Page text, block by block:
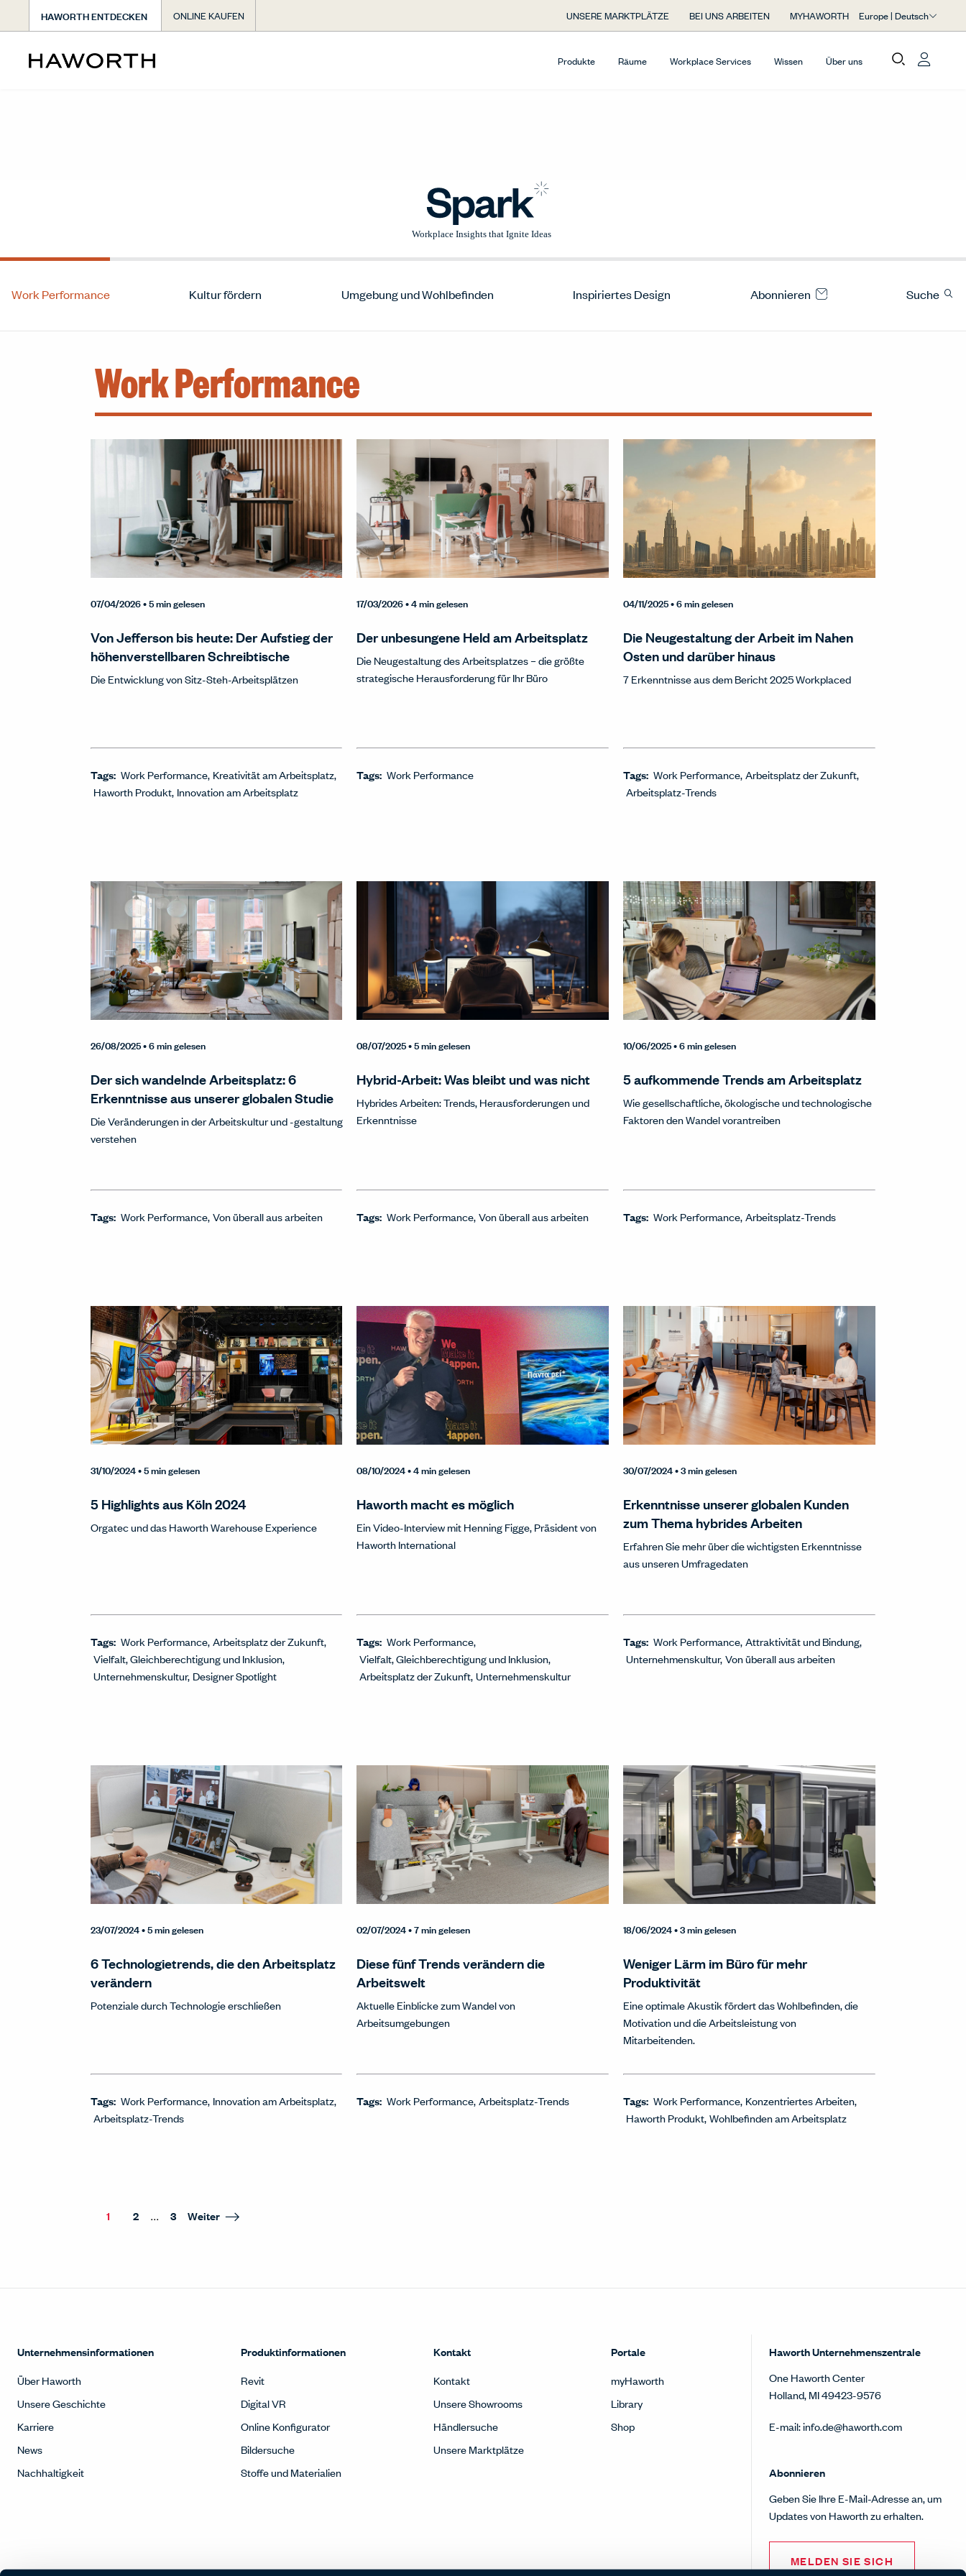
HAWORTH ENTDECKEN ONLINE KAUFEN UNSERE MARKTPLÄTZE BEI UNS ARBEITEN MYHAWORTH Europe | Deutsch
Produkte Räume Workplace Services Wissen Über uns
Work Performance Kultur fördern Umgebung und Wohlbefinden Inspiriertes Design Abonnieren Suche
Work Performance
07/04/2026• 5 min gelesen
Von Jefferson bis heute: Der Aufstieg der
höhenverstellbaren Schreibtische
Die Entwicklung von Sitz-Steh-Arbeitsplätzen
Tags: Work Performance Kreativität am Arbeitsplatz
Haworth Produkt Innovation am Arbeitsplatz
17/03/2026• 4 min gelesen
Der unbesungene Held am Arbeitsplatz
Die Neugestaltung des Arbeitsplatzes – die größte
strategische Herausforderung für Ihr Büro
Tags: Work Performance
04/11/2025• 6 min gelesen
Die Neugestaltung der Arbeit im Nahen
Osten und darüber hinaus
7 Erkenntnisse aus dem Bericht 2025 Workplaced
Tags: Work Performance Arbeitsplatz der Zukunft
Arbeitsplatz-Trends
26/08/2025• 6 min gelesen
Der sich wandelnde Arbeitsplatz: 6
Erkenntnisse aus unserer globalen Studie
Die Veränderungen in der Arbeitskultur und -gestaltung
verstehen
Tags: Work Performance Von überall aus arbeiten
08/07/2025• 5 min gelesen
Hybrid-Arbeit: Was bleibt und was nicht
Hybrides Arbeiten: Trends, Herausforderungen und
Erkenntnisse
Tags: Work Performance Von überall aus arbeiten
10/06/2025• 6 min gelesen
5 aufkommende Trends am Arbeitsplatz
Wie gesellschaftliche, ökologische und technologische
Faktoren den Wandel vorantreiben
Tags: Work Performance Arbeitsplatz-Trends
31/10/2024• 5 min gelesen
5 Highlights aus Köln 2024
Orgatec und das Haworth Warehouse Experience
Tags: Work Performance Arbeitsplatz der Zukunft
Vielfalt, Gleichberechtigung und Inklusion
Unternehmenskultur Designer Spotlight
08/10/2024• 4 min gelesen
Haworth macht es möglich
Ein Video-Interview mit Henning Figge, Präsident von
Haworth International
Tags: Work Performance
Vielfalt, Gleichberechtigung und Inklusion
Arbeitsplatz der Zukunft Unternehmenskultur
30/07/2024• 3 min gelesen
Erkenntnisse unserer globalen Kunden
zum Thema hybrides Arbeiten
Erfahren Sie mehr über die wichtigsten Erkenntnisse
aus unseren Umfragedaten
Tags: Work Performance Attraktivität und Bindung
Unternehmenskultur Von überall aus arbeiten
23/07/2024• 5 min gelesen
6 Technologietrends, die den Arbeitsplatz
verändern
Potenziale durch Technologie erschließen
Tags: Work Performance Innovation am Arbeitsplatz
Arbeitsplatz-Trends
02/07/2024• 7 min gelesen
Diese fünf Trends verändern die
Arbeitswelt
Aktuelle Einblicke zum Wandel von
Arbeitsumgebungen
Tags: Work Performance Arbeitsplatz-Trends
18/06/2024• 3 min gelesen
Weniger Lärm im Büro für mehr
Produktivität
Eine optimale Akustik fördert das Wohlbefinden, die
Motivation und die Arbeitsleistung von
Mitarbeitenden.
Tags: Work Performance Konzentriertes Arbeiten
Haworth Produkt Wohlbefinden am Arbeitsplatz
1 2 ... 3 Weiter
Unternehmensinformationen
Über Haworth
Unsere Geschichte
Karriere
News
Nachhaltigkeit
Produktinformationen
Revit
Digital VR
Online Konfigurator
Bildersuche
Stoffe und Materialien
Kontakt
Kontakt
Unsere Showrooms
Händlersuche
Unsere Marktplätze
Portale
myHaworth
Library
Shop
Haworth Unternehmenszentrale
One Haworth Center
Holland, MI 49423-9576
E-mail:info.de@haworth.com
Abonnieren
Geben Sie Ihre E-Mail-Adresse an, um
Updates von Haworth zu erhalten.
MELDEN SIE SICH